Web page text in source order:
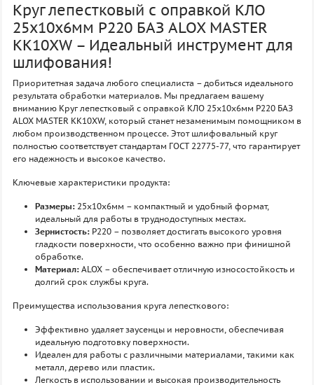
Круг лепестковый с оправкой КЛО
25х10х6мм P220 БАЗ ALOX MASTER
KK10XW – Идеальный инструмент для
шлифования!
Приоритетная задача любого специалиста – добиться идеального
результата обработки материалов. Мы предлагаем вашему
вниманию Круг лепестковый с оправкой КЛО 25х10х6мм P220 БАЗ
ALOX MASTER KK10XW, который станет незаменимым помощником в
любом производственном процессе. Этот шлифовальный круг
полностью соответствует стандартам ГОСТ 22775-77, что гарантирует
его надежность и высокое качество.
Ключевые характеристики продукта:
Размеры: 25x10x6мм – компактный и удобный формат,
идеальный для работы в труднодоступных местах.
Зернистость: P220 – позволяет достигать высокого уровня
гладкости поверхности, что особенно важно при финишной
обработке.
Материал: ALOX – обеспечивает отличную износостойкость и
долгий срок службы круга.
Преимущества использования круга лепесткового:
Эффективно удаляет заусенцы и неровности, обеспечивая
идеальную подготовку поверхности.
Идеален для работы с различными материалами, такими как
металл, дерево или пластик.
Легкость в использовании и высокая производительность